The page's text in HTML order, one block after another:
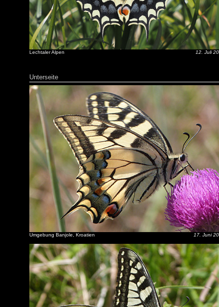
Lechtaler Alpen 12. Juli
Unterseite
Umgebung Banjole, Kroatien 17. Juni